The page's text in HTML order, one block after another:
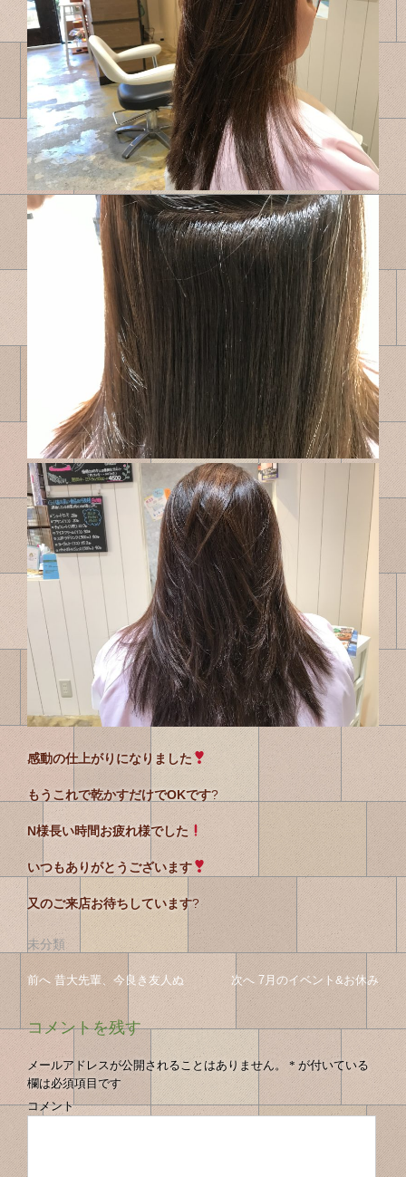
感動の仕上がりになりました
もうこれで乾かすだけでOKです?
N様長い時間お疲れ様でした
いつもありがとうございます
又のご来店お待ちしています?
未分類
投
稿
の
ナ
ビ
ゲ
投
稿
ナ
ビ
ゲ
ー
シ
ョ
前へ 前
の
投
稿
へ
昔大先輩、今良き友人ぬ 次へ 次
投
稿
へ
7月のイベント&お休み
コメントを残す
メールアドレスが公開されることはありません。 * が付いている
欄は必須項目です
コメント